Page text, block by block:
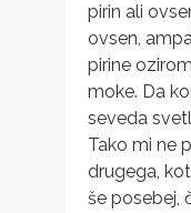
pirin ali
ovsen,
pirine
moke. Da
seveda
Tako mi ne
drugega,
še posebej,